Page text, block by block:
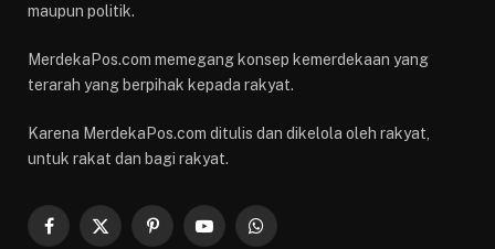
maupun politik.
MerdekaPos.com memegang konsep kemerdekaan yang
terarah yang berpihak kepada rakyat.
Karena MerdekaPos.com ditulis dan dikelola oleh rakyat,
untuk rakat dan bagi rakyat.
Facebook
X
PinterestYouTubeWhatsApp